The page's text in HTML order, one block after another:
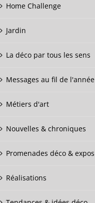
Home Challenge
Jardin
La déco par tous les sens
Messages au fil de l'année
Métiers d'art
Nouvelles & chroniques
Promenades déco & expos
Réalisations